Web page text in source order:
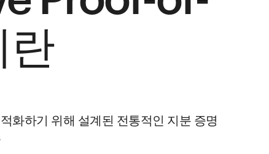
란
화하기 위해 설계된 전통적인 지분 증명